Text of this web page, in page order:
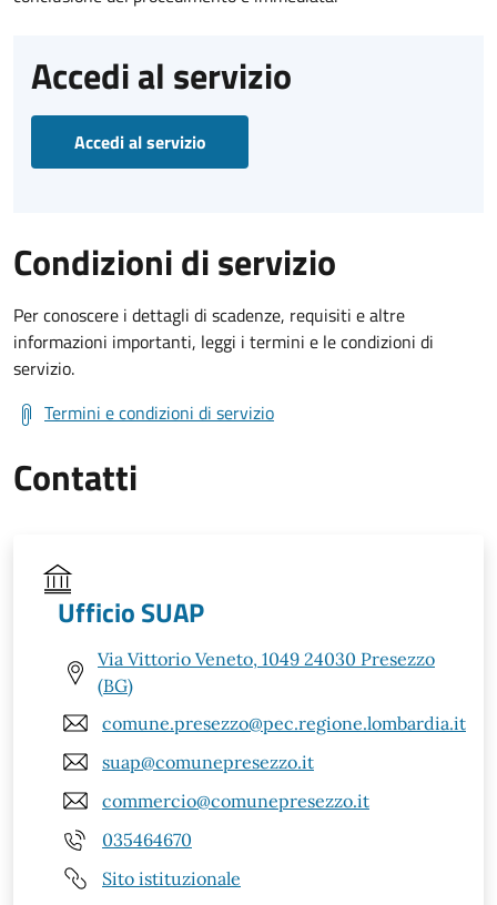
Accedi al servizio
Accedi al servizio
Condizioni di servizio
Per conoscere i dettagli di scadenze, requisiti e altre
informazioni importanti, leggi i termini e le condizioni di
servizio.
Termini e condizioni di servizio
Contatti
Ufficio SUAP
Via Vittorio Veneto, 1049 24030 Presezzo
(BG)
comune.presezzo@pec.regione.lombardia.it
suap@comunepresezzo.it
commercio@comunepresezzo.it
035464670
Sito istituzionale